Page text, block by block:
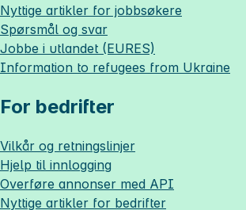
Nyttige artikler for jobbsøkere
Spørsmål og svar
Jobbe i utlandet (EURES)
Information to refugees from Ukraine
For bedrifter
Vilkår og retningslinjer
Hjelp til innlogging
Overføre annonser med API
Nyttige artikler for bedrifter